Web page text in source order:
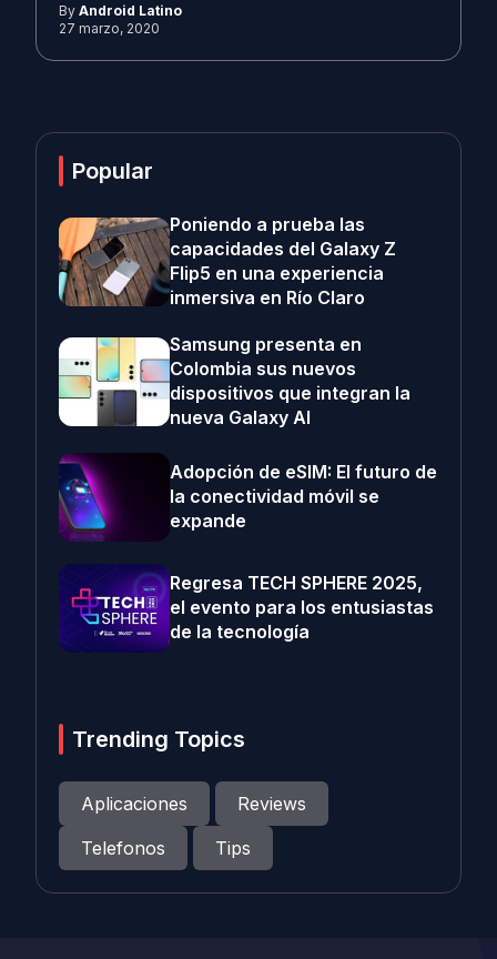
By Android Latino
27 marzo, 2020
Popular
Poniendo a prueba las
capacidades del Galaxy Z
Flip5 en una experiencia
inmersiva en Río Claro
Samsung presenta en
Colombia sus nuevos
dispositivos que integran la
nueva Galaxy AI
Adopción de eSIM: El futuro de
la conectividad móvil se
expande
Regresa TECH SPHERE 2025,
el evento para los entusiastas
de la tecnología
Trending Topics
Aplicaciones
Reviews
Telefonos
Tips